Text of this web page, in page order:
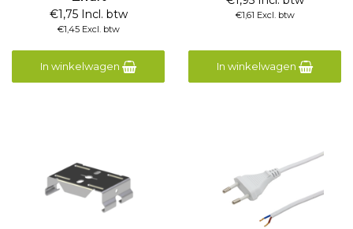
€1,75 Incl. btw
€1,45 Excl. btw
In winkelwagen
€1,61 Excl. btw
In winkelwagen